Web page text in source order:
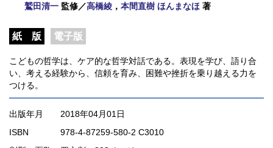
鷲田清一 監修／高橋綾 ， 本間直樹 ほんまなほ 著
紙 版 電子版
こどもの哲学は、ケア的な哲学対話である。表現を学び、語り合
い、考える経験から、信頼を育み、困難や挫折を乗り越える力を
つける。
出版年月
2018年04月01日
ISBN
978-4-87259-580-2 C3010